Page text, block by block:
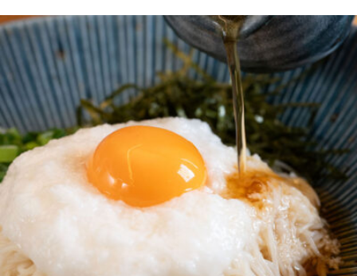
차는 수백 엔으로 살 수 있는 저렴한 것부터, 1만 엔을 넘는 것까지
다양하며, 모두 고품질의 맛을 즐길 수 있습니다. 『나나야
（Nanaya）』의 매장에서는 마루시치제차의 차 외에도 디저트
등도 구입 가능 시부야에 있는 『나나야 아오야마점（이하, 나나
야）（Nanaya Aoyama）』에서는 마루시치제차의 말차를 사용
한 젤라토를 먹을 수 있습니다. Umami bites 편집부의 Bensky는
맛있는 말차 젤라토를 찾아 『나나야（Nanaya）』를 방문했습니
다. 『나나야（Nanaya）』의 명물 “세계에서 가장 진한 말차 젤
라토“를 만끽 『나나야（Nanaya）』에는 말차 젤라토에 시즈오
카현 후지에다시산의 고급 말차를 사용하고 있습니다. 풍부한 향
이 특징이며, 말차를 좋아하는 사람에게는 끝내줍니다. 『나나야
（Nanaya）』의 말차 젤라토는 은은한 말차의 풍미를 즐길 수 있